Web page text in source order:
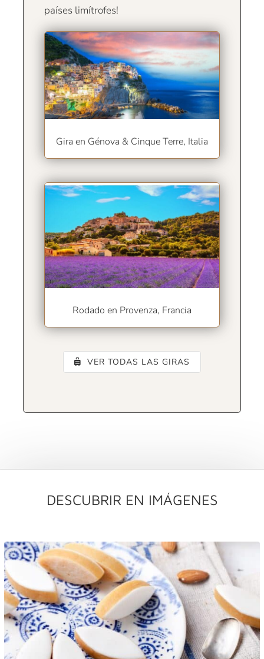
países limítrofes!
Gira en Génova & Cinque Terre, Italia
Rodado en Provenza, Francia
VER TODAS LAS GIRAS
DESCUBRIR EN IMÁGENES